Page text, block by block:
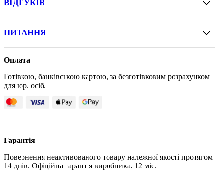
ВІДГУКІВ
ПИТАННЯ
Оплата
Готівкою, банківською картою, за безготівковим розрахунком
для юр. осіб.
Гарантія
Повернення неактивованого товару належної якості протягом
14 днів. Офіційна гарантія виробника: 12 міс.